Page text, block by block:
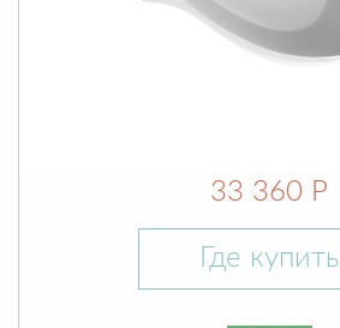
33 360 Р
Где купить